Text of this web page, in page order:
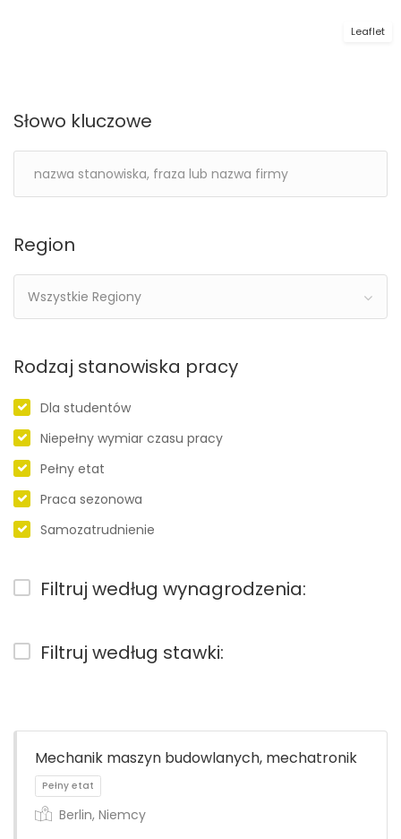
Leaflet
Słowo kluczowe
Region
Wszystkie Regiony
Rodzaj stanowiska pracy
Dla studentów
Niepełny wymiar czasu pracy
Pełny etat
Praca sezonowa
Samozatrudnienie
Filtruj według wynagrodzenia:
Filtruj według stawki:
Mechanik maszyn budowlanych, mechatronik
Berlin, Niemcy